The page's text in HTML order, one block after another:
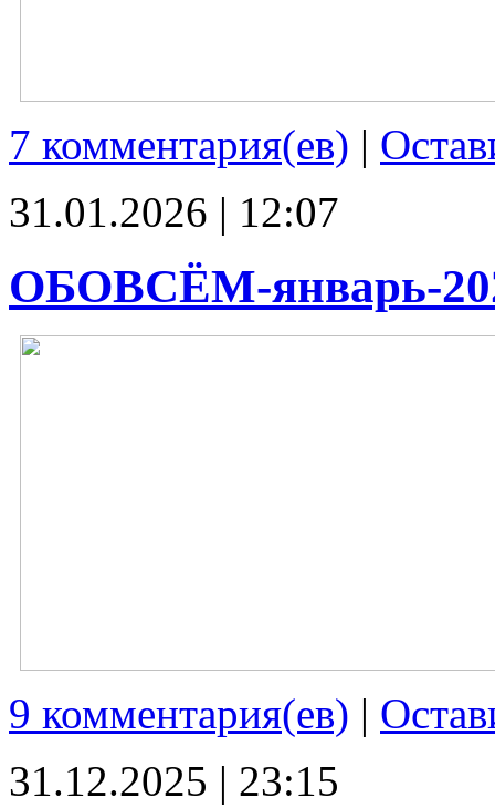
7 комментария(ев) |
31.01.2026 | 12:07
ОБОВСЁМ-январь-
9 комментария(ев) |
31.12.2025 | 23:15